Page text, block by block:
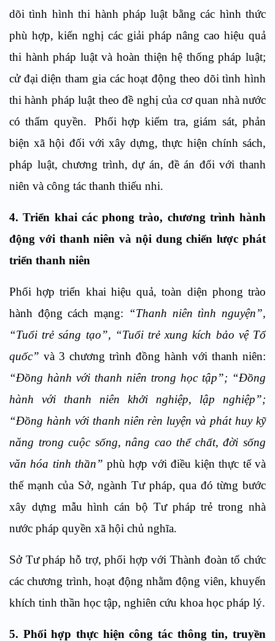
dõi tình hình thi hành pháp luật bằng các hình thức
phù hợp, kiến nghị các giải pháp nâng cao hiệu quả
thi hành pháp luật và hoàn thiện hệ thống pháp luật;
cử đại diện tham gia các hoạt động theo dõi tình hình
thi hành pháp luật theo đề nghị của cơ quan nhà nước
có thẩm quyền.
Phối hợp kiểm tra, giám sát, phản
biện xã hội đối với xây dựng, thực hiện chính sách,
pháp luật, chương trình, dự án, đề án đối với thanh
niên và công tác thanh thiếu nhi.
4. Triển khai các phong trào, chương trình hành
động với thanh niên và nội dung chiến lược phát
triển thanh niên
Phối hợp triển khai hiệu quả, toàn diện phong trào
hành động cách mạng: “Thanh niên tình nguyện”,
“Tuổi trẻ sáng tạo”, “Tuổi trẻ xung kích bảo vệ Tổ
quốc” và 3 chương trình đồng hành với thanh niên:
“Đồng hành với thanh niên trong học tập”; “Đồng
hành với thanh niên khởi nghiệp, lập nghiệp”;
“Đồng hành với thanh niên rèn luyện và phát huy kỹ
năng trong cuộc sống, nâng cao thể chất, đời sống
văn hóa tinh thần” phù hợp với điều kiện thực tế và
thế mạnh của Sở, ngành Tư pháp, qua đó từng bước
xây dựng mẫu hình cán bộ Tư pháp trẻ trong nhà
nước pháp quyền xã hội chủ nghĩa.
Sở Tư pháp hỗ trợ,phối hợp với Thành đoàn tổ chức
các chương trình, hoạt động nhằm động viên, khuyến
khích tinh thần học tập, nghiên cứu khoa học pháp lý.
5. Phối hợp thực hiện công tác thông tin, truyền